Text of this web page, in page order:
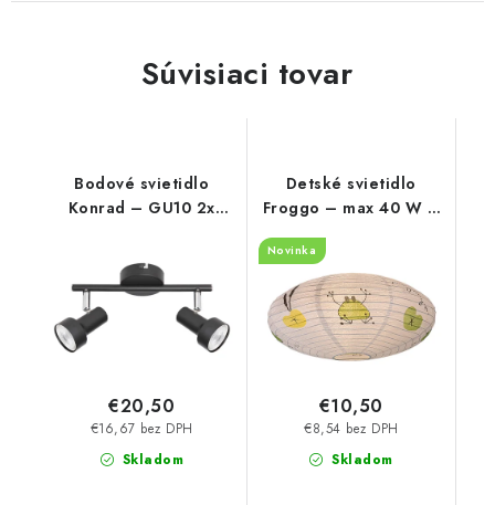
Súvisiaci tovar
Bodové svietidlo
Konrad – GU10 2x
Skladom
€16,67 bez DPH
€20,50
Detské svietidlo
Froggo – max 40 W –
Novinka
Skladom
€8,54 bez DPH
€10,50